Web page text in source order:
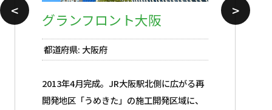
< >
グランフロント大阪
都道府県: 大阪府
2013年4月完成。JR大阪駅北側に広がる再
開発地区「うめきた」の施工開発区域に、
都道府県: 大阪府
都道府県: 大阪府
都道府県: 大阪府
都道府県: 大阪府
都道府県: 東京都
都道府県: 東京都
都道府県: 愛知県